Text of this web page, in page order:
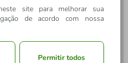
site para melhorar sua
de acordo com nossa
Permitir todos